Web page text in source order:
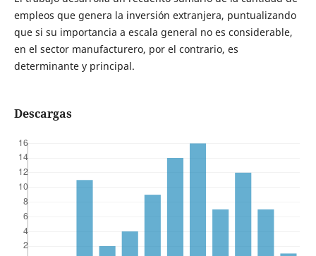
empleos que genera la inversión extranjera, puntualizando
que si su importancia a escala general no es considerable,
en el sector manufacturero, por el contrario, es
determinante y principal.
Descargas